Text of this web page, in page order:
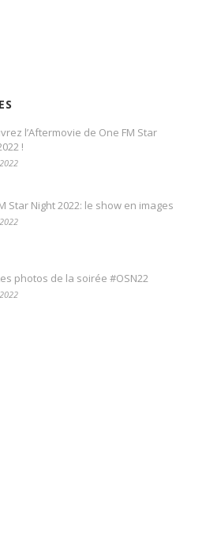
l’Aftermovie de One FM Star
!
Star Night 2022: le show en images
photos de la soirée #OSN22